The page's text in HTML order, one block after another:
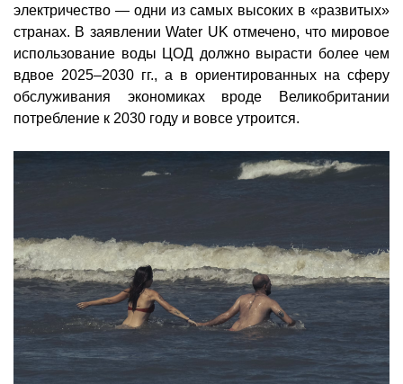
электричество — одни из самых высоких в «развитых»
странах. В заявлении Water UK отмечено, что мировое
использование воды ЦОД должно вырасти более чем
вдвое 2025–2030 гг., а в ориентированных на сферу
обслуживания экономиках вроде Великобритании
потребление к 2030 году и вовсе утроится.